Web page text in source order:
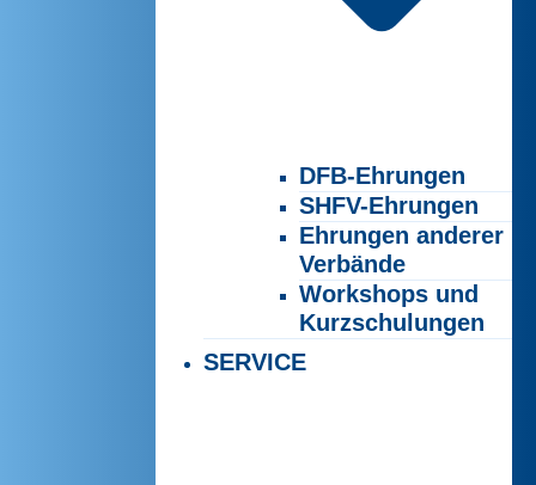
DFB-Ehrungen
SHFV-Ehrungen
Ehrungen anderer
Verbände
Workshops und
Kurzschulungen
SERVICE